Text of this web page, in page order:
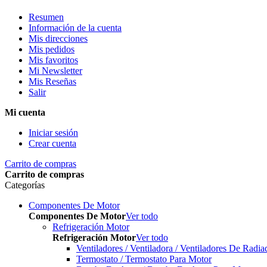
Resumen
Información de la cuenta
Mis direcciones
Mis pedidos
Mis favoritos
Mi Newsletter
Mis Reseñas
Salir
Mi cuenta
Iniciar sesión
Crear cuenta
Carrito de compras
Carrito de compras
Categorías
Componentes De Motor
Componentes De MotorVer todo
Refrigeración Motor
Refrigeración MotorVer todo
Ventiladores / Ventiladora / Ventiladores De
Termostato / Termostato Para Motor